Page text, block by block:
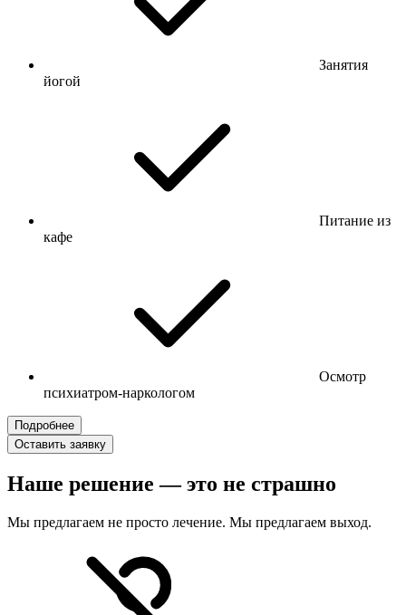
Занятия
йогой
Питание из
кафе
Осмотр
психиатром-наркологом
Подробнее
Оставить заявку
Наше решение — это не страшно
Мы предлагаем не просто лечение. Мы предлагаем выход.